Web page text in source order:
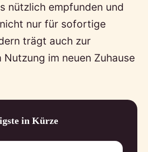
nützlich empfunden und
nur für sofortige
trägt auch zur
im neuen Zuhause
in Kürze